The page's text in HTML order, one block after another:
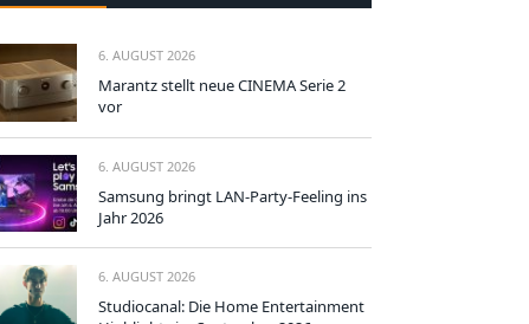
6. AUGUST 2026
Marantz stellt neue CINEMA Serie 2
vor
6. AUGUST 2026
Samsung bringt LAN-Party-Feeling ins
Jahr 2026
6. AUGUST 2026
Studiocanal: Die Home Entertainment